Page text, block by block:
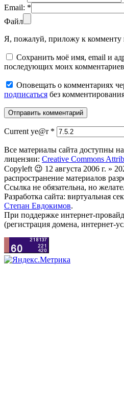
Email: *
Файл
Я, пожалуй, приложу к комменту
Сохранить моё имя, email и
последующих моих
Оповещать о комментариях
подписаться без
Current ye@r *
Все материалы сайта доступны
лицензии: Creative Commons
Copyleft 😉 12 августа 2006 г. »
распространение материалов
Ссылка не обязательна, но
Разработка сайта: виртуальная
Степан Евдокимов.
При поддержке интернет-
(регистрация домена, интернет-